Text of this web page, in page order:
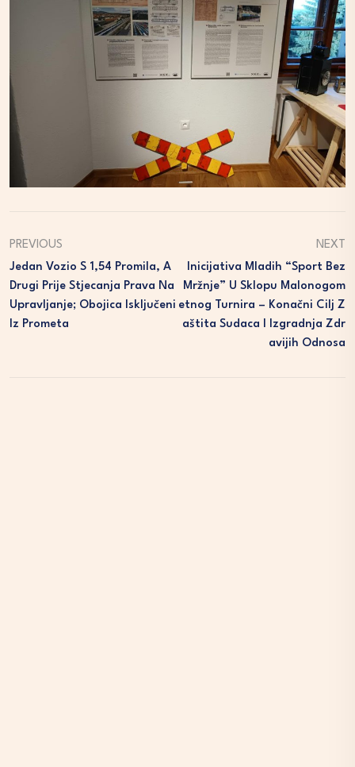
PREVIOUS
Jedan Vozio S 1,54 Promila, A
Drugi Prije Stjecanja Prava Na
Upravljanje; Obojica Isključeni
Iz Prometa
NEXT
Inicijativa Mladih “Sport Bez
Mržnje” U Sklopu Malonogom
Etnog Turnira – Konačni Cilj Z
Aštita Sudaca I Izgradnja Zdr
Avijih Odnosa